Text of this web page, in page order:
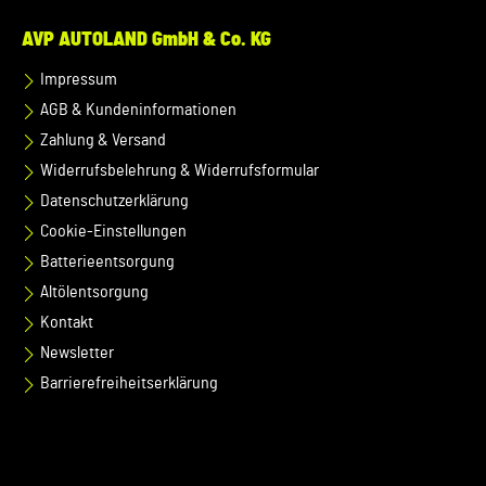
AVP AUTOLAND GmbH & Co. KG
Impressum
AGB & Kundeninformationen
Zahlung & Versand
Widerrufsbelehrung & Widerrufsformular
Datenschutzerklärung
Cookie-Einstellungen
Batterieentsorgung
Altölentsorgung
Kontakt
Newsletter
Barrierefreiheitserklärung